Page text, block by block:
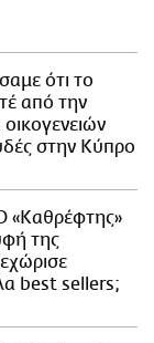
ότι το
από την
στην Κύπρο
«Καθρέφτης»
της
best sellers;